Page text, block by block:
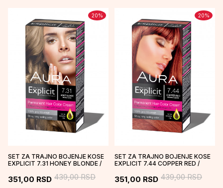
20%
SET ZA TRAJNO BOJENJE KOSE
EXPLICIT 7.31 HONEY BLONDE /
351,00 RSD 439,00RSD
20%
SET ZA TRAJNO BOJENJE KOSE
EXPLICIT 7.44 COPPER RED /
351,00 RSD 439,00RSD